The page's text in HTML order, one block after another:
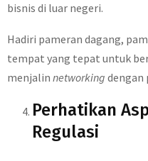
bisnis di luar negeri.
Hadiri pameran dagang,
tempat yang tepat untuk
menjalin networking dengan
Perhatikan
Regulasi